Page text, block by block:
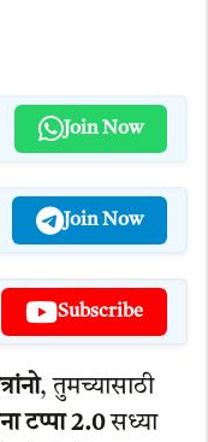
Join Now
Join Now
Subscribe
, तुमच्यासाठी
टप्पा 2.0सध्या